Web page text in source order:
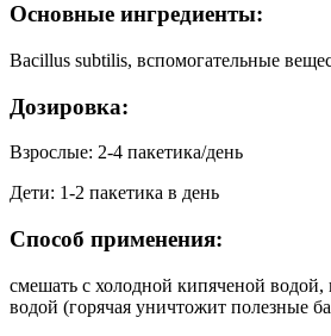
Основные ингредиенты:
Bacillus subtilis, вспомогательные
Дозировка:
Взрослые: 2-4 пакетика/день
Дети: 1-2 пакетика в день
Способ применения:
смешать с холодной кипяченой водой,
водой (горячая уничтожит полезные